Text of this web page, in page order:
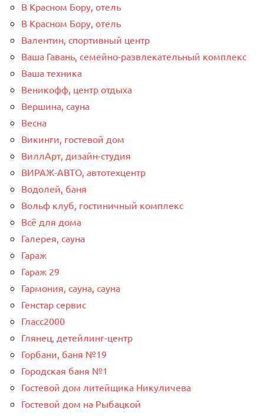
В Красном Бору, отель
В Красном Бору, отель
Валентин, спортивный центр
Ваша Гавань, семейно-развлекательный комплекс
Ваша техника
Веникофф, центр отдыха
Вершина, сауна
Весна
Викинги, гостевой дом
ВиллАрт, дизайн-студия
ВИРАЖ-АВТО, автотехцентр
Водолей, баня
Вольф клуб, гостиничный комплекс
Всё для дома
Галерея, сауна
Гараж
Гараж 29
Гармония, сауна, сауна
Генстар сервис
Гласс2000
Глянец, детейлинг-центр
Горбани, баня №19
Городская баня №1
Гостевой дом литейщика Никуличева
Гостевой дом на Рыбацкой